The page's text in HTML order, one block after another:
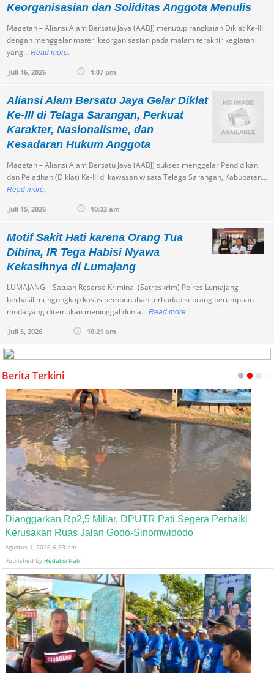
Keorganisasian dan Soliditas Anggota Menulis
Magetan – Aliansi Alam Bersatu Jaya (AABJ) menutup rangkaian Diklat Ke-III
dengan menggelar materi keorganisasian pada malam terakhir kegiatan
yang... Read more.
Juli 16, 2026 1:07 pm
Aliansi Alam Bersatu Jaya Gelar Diklat
Ke-III di Telaga Sarangan, Perkuat
Karakter, Nasionalisme, dan
Kesadaran Hukum Anggota
Magetan – Aliansi Alam Bersatu Jaya (AABJ) sukses menggelar Pendidikan
dan Pelatihan (Diklat) Ke-III di kawasan wisata Telaga Sarangan, Kabupaten...
Read more.
Juli 15, 2026 10:33 am
Motif Sakit Hati karena Orang Tua
Dihina, IR Tega Habisi Nyawa
Kekasihnya di Lumajang
LUMAJANG – Satuan Reserse Kriminal (Satreskrim) Polres Lumajang
berhasil mengungkap kasus pembunuhan terhadap seorang perempuan
muda yang ditemukan meninggal dunia... Read more.
Juli 5, 2026 10:21 am
Berita Terkini
Dianggarkan Rp2,5 Miliar, DPUTR Pati Segera Perbaiki
Kerusakan Ruas Jalan Godo-Sinomwidodo
Agustus 1, 2026 6:53 am
Published by Redaksi Pati